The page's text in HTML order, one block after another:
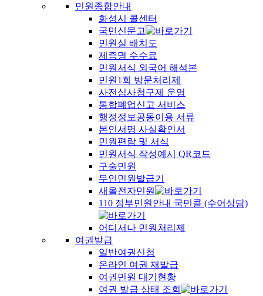
민원종합안내
화성시 콜센터
국민신문고
민원실 배치도
제증명 수수료
민원서식 외국어 해석본
민원1회 방문처리제
사전심사청구제 운영
통합폐업신고 서비스
행정정보공동이용 서류
본인서명 사실확인서
민원편람 및 서식
민원서식 작성예시 QR코드
구술민원
무인민원발급기
새올전자민원
110 정부민원안내 국민콜 (수어상담)
어디서나 민원처리제
여권발급
일반여권신청
온라인 여권 재발급
여권민원 대기현황
여권 발급 상태 조회